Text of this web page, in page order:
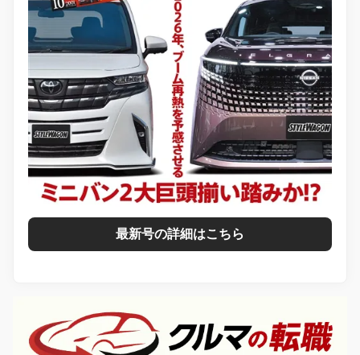
最新号の詳細はこちら